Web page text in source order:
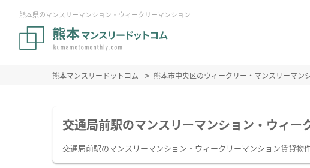
熊本県のマンスリーマンション・ウィークリーマンション
熊本マンスリードットコム 熊本市中央区のウィークリー・マンスリーマン
交通局前駅のマンスリーマンション・ウィー
交通局前駅のマンスリーマンション・ウィークリーマンション賃貸